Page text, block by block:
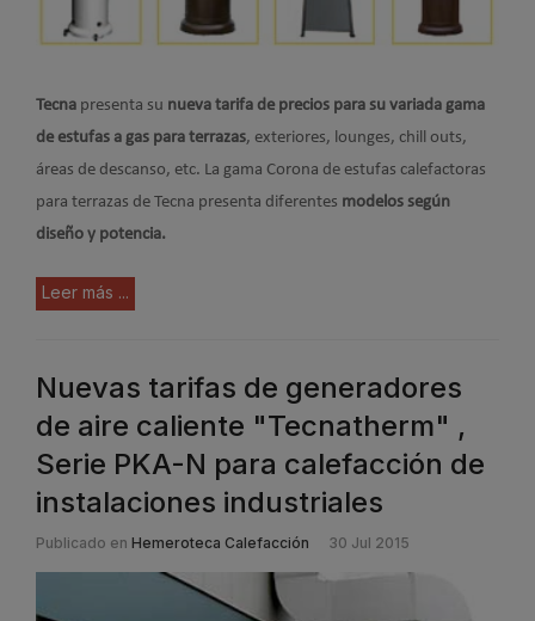
Tecna presenta su nueva tarifa de precios para su variada gama
de estufas a gas para terrazas, exteriores, lounges, chill outs,
áreas de descanso, etc. La gama Corona de estufas calefactoras
para terrazas de Tecna presenta diferentes modelos según
diseño y potencia.
Leer más ...
Nuevas tarifas de generadores
de aire caliente "Tecnatherm" ,
Serie PKA-N para calefacción de
instalaciones industriales
Publicado en Hemeroteca Calefacción 30 Jul 2015